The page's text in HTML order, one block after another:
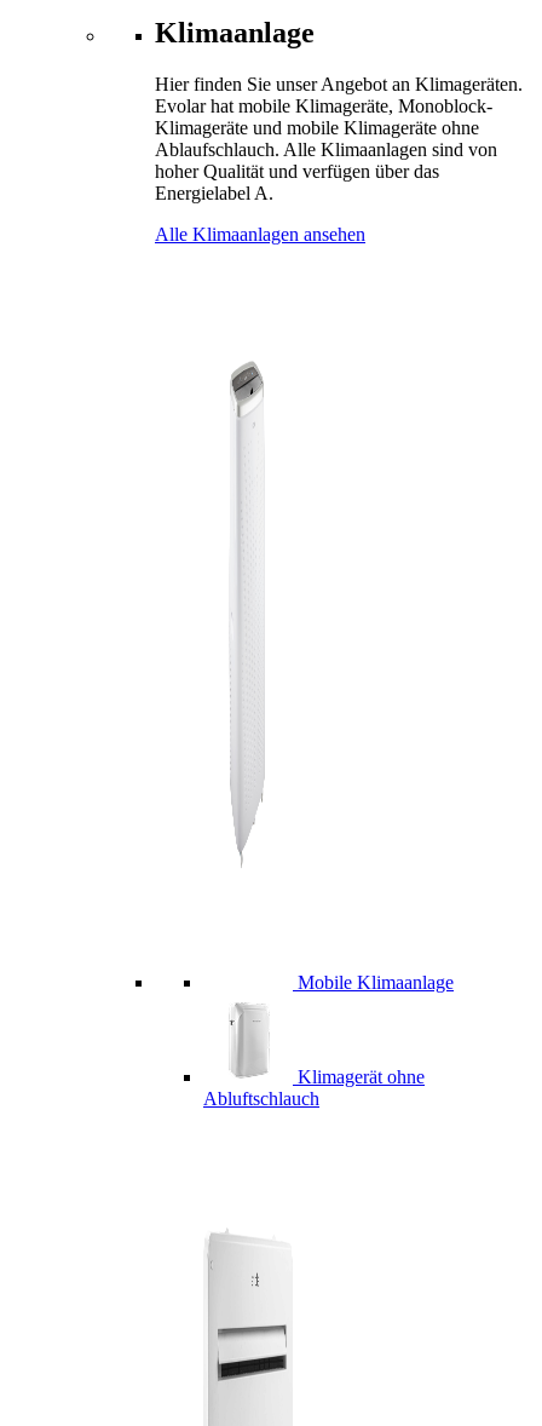
Klimaanlage
Hier finden Sie unser Angebot an Klimageräten.
Evolar hat mobile Klimageräte, Monoblock-
Klimageräte und mobile Klimageräte ohne
Ablaufschlauch. Alle Klimaanlagen sind von
hoher Qualität und verfügen über das
Energielabel A.
Alle Klimaanlagen ansehen
Mobile Klimaanlage
Klimagerät ohne
Abluftschlauch